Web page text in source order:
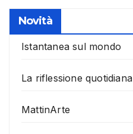
Novità
Istantanea sul mondo
La riflessione quotidiana
MattinArte